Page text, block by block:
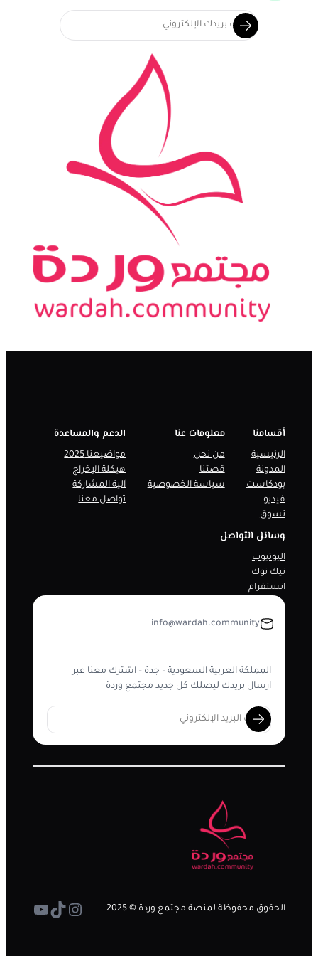
أقسامنا
الرئيسية
المدونة
بودكاست
فيديو
تسوق
معلومات عنا
من نحن
قصتنا
سياسة الخصوصية
الدعم والمساعدة
مواضيعنا 2025
هيكلة الإخراج
آلية المشاركة
تواصل معنا
وسائل التواصل
اليوتيوب
تيك توك
انستقرام
info@wardah.community
المملكة العربية السعودية – جدة – اشترك معنا عبر
ارسال بريدك ليصلك كل جديد مجتمع وردة
الحقوق محفوظة لمنصة مجتمع وردة © 2025 إنستجرام
تيك توكيوتيوب